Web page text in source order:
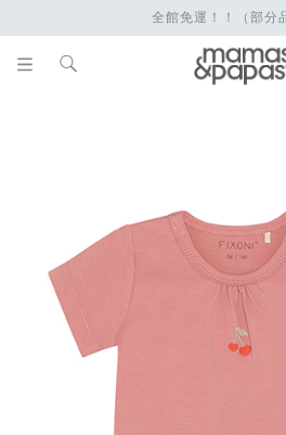
全館免運！！（部分